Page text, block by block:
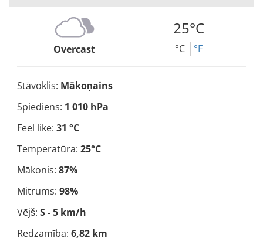
Overcast
25°C
°C °F
Stāvoklis: Mākoņains
Spiediens: 1 010 hPa
Feel like: 31 °C
Temperatūra: 25°C
Mākonis: 87%
Mitrums: 98%
Vējš: S - 5 km/h
Redzamība: 6,82 km